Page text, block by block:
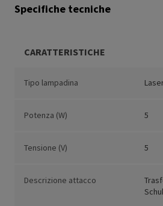
Specifiche tecniche
CARATTERISTICHE
Tipo lampadina
Potenza (W) 5
Tensione (V) 5
Descrizione attacco